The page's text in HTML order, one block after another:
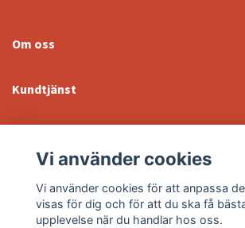
Om oss
Kundtjänst
Sociala medier
Vi använder cookies
Vi använder cookies för att anpassa
visas för dig och för att du ska få
upplevelse när du handlar hos oss.